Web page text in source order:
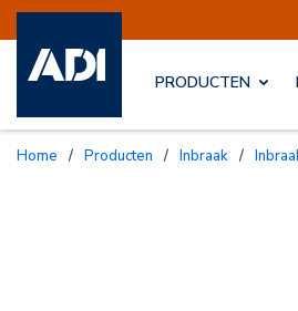
PRODUCTEN
Home / Producten / Inbraak /